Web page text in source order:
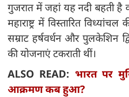
गुजरात में जहां यह नदी बहती है
महाराष्ट्र में विस्तारित
सम्राट हर्षवर्धन और पुलकेशिन
की योजनाएं टकराती थीं।
ALSO READ: भारत पर
आक्रमण कब हुआ?